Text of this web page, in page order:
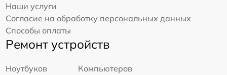
Наши услуги
Согласие на обработку персональных данных
Способы оплаты
Ремонт устройств
Ноутбуков
Компьютеров